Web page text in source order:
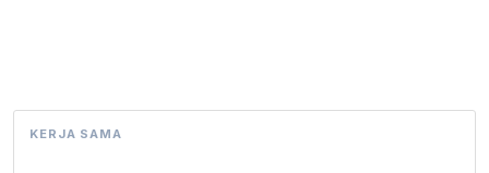
KERJA SAMA